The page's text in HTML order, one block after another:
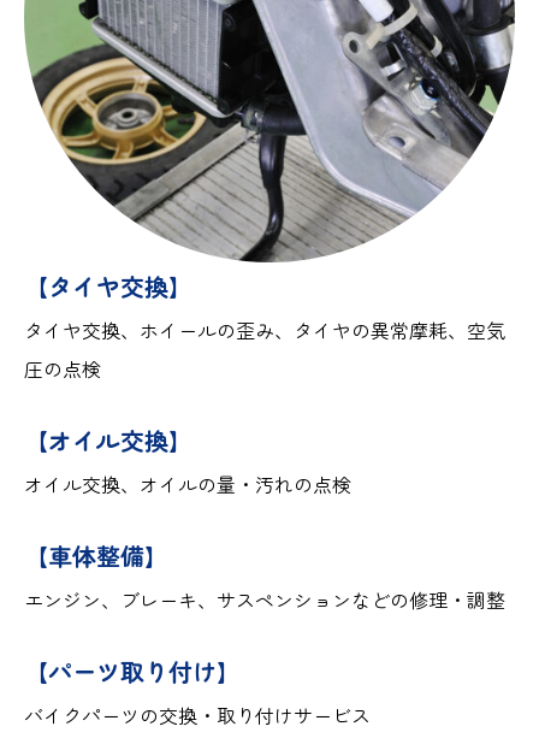
【タイヤ交換】
タイヤ交換、ホイールの歪み、タイヤの異常摩耗、空気
圧の点検
【オイル交換】
オイル交換、オイルの量・汚れの点検
【車体整備】
エンジン、ブレーキ、サスペンションなどの修理・調整
【パーツ取り付け】
バイクパーツの交換・取り付けサービス